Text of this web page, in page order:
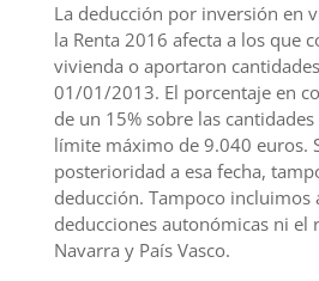
La deducción por inversión en
la Renta 2016 afecta a los que
vivienda o aportaron
01/01/2013. El porcentaje en
de un 15% sobre las
límite máximo de 9.040 euros.
posterioridad a esa fecha,
deducción. Tampoco incluimos
deducciones autonómicas ni el
Navarra y País Vasco.